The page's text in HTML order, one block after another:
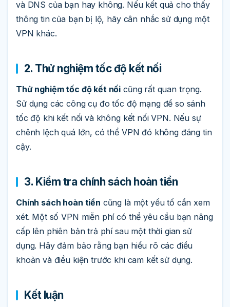
và DNS của bạn hay không. Nếu kết quả cho thấy
thông tin của bạn bị lộ, hãy cân nhắc sử dụng một
VPN khác.
2. Thử nghiệm tốc độ kết nối
Thử nghiệm tốc độ kết nối cũng rất quan trọng.
Sử dụng các công cụ đo tốc độ mạng để so sánh
tốc độ khi kết nối và không kết nối VPN. Nếu sự
chênh lệch quá lớn, có thể VPN đó không đáng tin
cậy.
3. Kiểm tra chính sách hoàn tiền
Chính sách hoàn tiền cũng là một yếu tố cần xem
xét. Một số VPN miễn phí có thể yêu cầu bạn nâng
cấp lên phiên bản trả phí sau một thời gian sử
dụng. Hãy đảm bảo rằng bạn hiểu rõ các điều
khoản và điều kiện trước khi cam kết sử dụng.
Kết luận